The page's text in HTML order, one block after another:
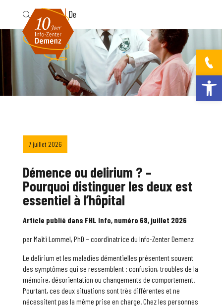
Ouvrir la
Fr De
7 juillet 2026
Démence ou delirium ? –
Pourquoi distinguer les deux est
essentiel à l’hôpital
Article publié dans FHL Info, numéro 68, juillet 2026
par Maiti Lommel, PhD − coordinatrice du Info-Zenter Demenz
Le delirium et les maladies démentielles présentent souvent
des symptômes qui se ressemblent : confusion, troubles de la
mémoire, désorientation ou changements de comportement.
Pourtant, ces deux situations sont très différentes et ne
nécessitent pas la même prise en charge. Chez les personnes